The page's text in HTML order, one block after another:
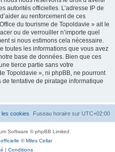
autorités officielles. L’adresse IP de
au renforcement de ces
du tourisme de Topoldavie » ait le
ou de verrouiller n’importe quel
si nous estimons cela nécessaire.
toutes les informations que vous avez
base de données. Bien que ces
tierce partie sans votre
Topoldavie », ni phpBB, ne pourront
tentative de piratage informatique
Fuseau horaire sur UTC+02:00
les cookies
Software © phpBB Limited
©Miles Cellar
| Conditions